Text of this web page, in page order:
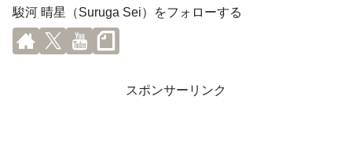
駿河 晴星（Suruga Sei）をフォローする
スポンサーリンク